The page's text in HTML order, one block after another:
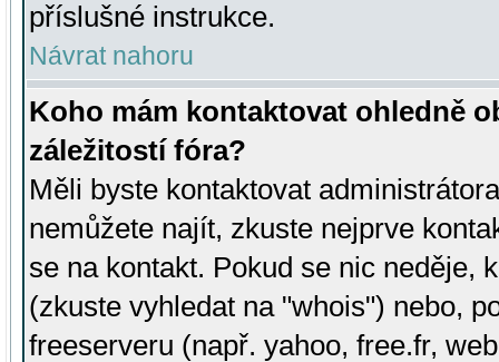
příslušné instrukce.
Návrat nahoru
Koho mám kontaktovat ohledně
záležitostí fóra?
Měli byste kontaktovat
nemůžete najít, zkuste nejprve
se na kontakt. Pokud se nic neděje,
(zkuste vyhledat na "whois") nebo,
freeserveru (např. yahoo, free.fr,